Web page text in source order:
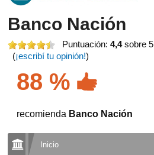
Banco Nación
Puntuación:4,4sobre 5
(¡escribí tu opinión!)
88 %
recomienda Banco Nación
Inicio